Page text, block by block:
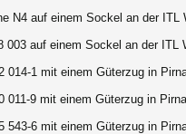
N4 auf einem Sockel an der ITL
003 auf einem Sockel an der ITL
014-1 mit einem Güterzug in
011-9 mit einem Güterzug in
543-6 mit einem Güterzug in